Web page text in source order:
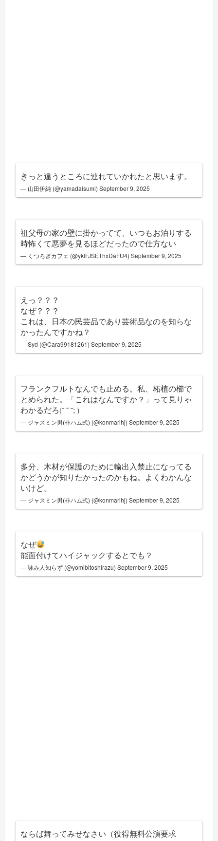
きっと違うところに連れていかれたと思います。
— 山田伊純 (@yamadaisumi)September 9, 2025
祖父母の家の壁に掛かってて、いつもお泊りする
時怖くて悪夢を見るほどだったので仕方ない
— くつろぎカフェ (@yklFJSEThxDaFU4)September 9, 2025
えっ？？？
なぜ？？？
これは、日本の民芸品であり芸術品なのを知らな
かったんですかね？
— Syd (@Cara99181261)September 9, 2025
フランクフルトなんでも止める。私、柘植の櫛で
とめられた。「これはなんですか？」って見りゃ
わかるだろ(ˉ ˘ ˉ; )
— ジャスミン男(非ハム式) (@konmarihj)September 9, 2025
多分、木材が保護のために輸出入禁止になってる
かどうかが知りたかったのかもね。よくわかんな
いけど。
— ジャスミン男(非ハム式) (@konmarihj)September 9, 2025
なぜ
能面付けてハイジャックするとでも？
— 詠み人知らず (@yomibitoshirazu)September 9, 2025
ならば舞ってみせなさい（役得無料公演要求